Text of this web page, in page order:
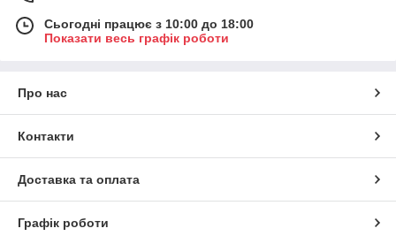
Сьогодні працює з 10:00 до 18:00
Показати весь графік роботи
Про нас
Контакти
Доставка та оплата
Графік роботи